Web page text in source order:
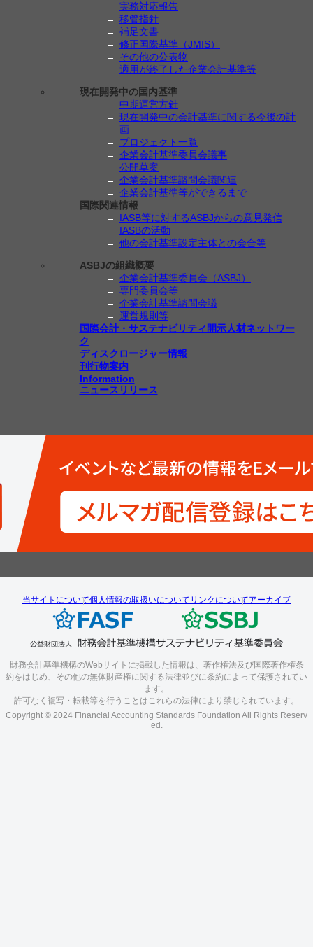
実務対応報告
移管指針
補足文書
修正国際基準（JMIS）
その他の公表物
適用が終了した企業会計基準等
現在開発中の国内基準
中期運営方針
現在開発中の会計基準に関する今後の計
画
プロジェクト一覧
企業会計基準委員会議事
公開草案
企業会計基準諮問会議関連
企業会計基準等ができるまで
国際関連情報
IASB等に対するASBJからの意見発信
IASBの活動
他の会計基準設定主体との会合等
ASBJの組織概要
企業会計基準委員会（ASBJ）
専門委員会等
企業会計基準諮問会議
運営規則等
国際会計・サステナビリティ開示人材ネットワー
ク
ディスクロージャー情報
刊行物案内
Information
ニュースリリース
当サイトについて個人情報の取扱いについて リンクについてアーカイブ
財務会計基準機構のWebサイトに掲載した情報は、著作権法及び国際著作権条
約をはじめ、その他の無体財産権に関する法律並びに条約によって保護されてい
ます。
許可なく複写・転載等を行うことはこれらの法律により禁じられています。
Copyright © 2024 Financial Accounting Standards Foundation All Rights Reserv
ed.